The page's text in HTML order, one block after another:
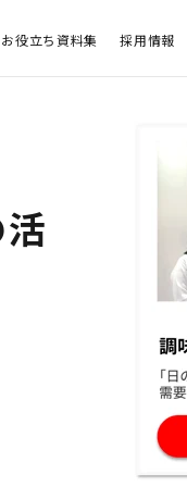
お役立ち資料集 採用情報